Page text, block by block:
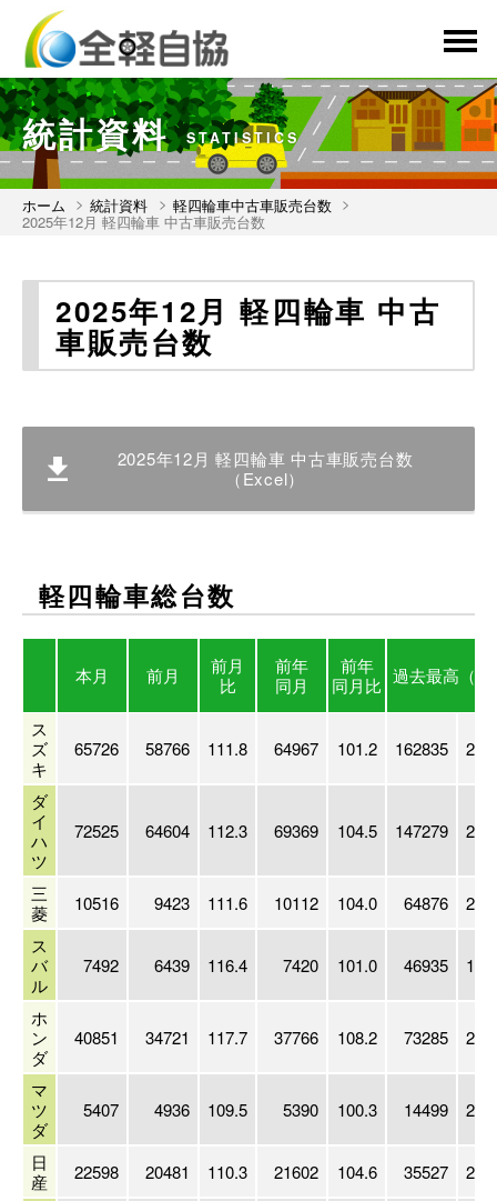
統計資料 STATISTICS
ホーム 統計資料 軽四輪車中古車販売台数
2025年12月 軽四輪車 中古車販売台数
2025年12月 軽四輪車 中古
車販売台数
2025年12月 軽四輪車 中古車販売台数
（Excel）
軽四輪車総台数
本月 前月
前月
比
前年
同月
前年
同月比 過去最高 （
ス
ズ
キ
65726 58766 111.8 64967 101.2 162835
ダ
イ
ハ
ツ
72525 64604 112.3 69369 104.5 147279
三
菱
10516 9423 111.6 10112 104.0 64876
ス
バ
ル
7492 6439 116.4 7420 101.0 46935
ホ
ン
ダ
40851 34721 117.7 37766 108.2 73285
マ
ツ
ダ
5407 4936 109.5 5390 100.3 14499
日
産
22598 20481 110.3 21602 104.6 35527